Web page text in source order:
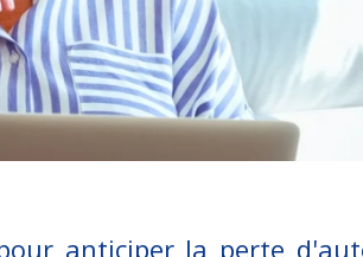
anticiper la perte